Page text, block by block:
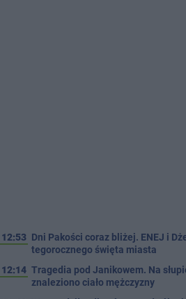
12:53 Dni Pakości coraz bliżej. ENEJ i
tegorocznego święta miasta
12:14 Tragedia pod Janikowem. Na
znaleziono ciało mężczyzny